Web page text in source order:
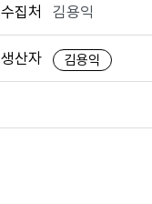
수집처 김용익
생산자 김용익